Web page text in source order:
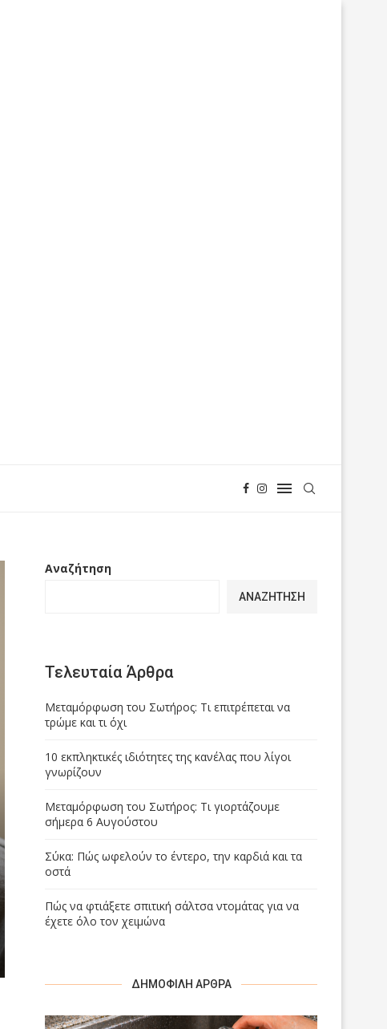
Αναζήτηση
ΑΝΑΖΉΤΗΣΗ
Τελευταία Άρθρα
Μεταμόρφωση του Σωτήρος: Τι επιτρέπεται να
τρώμε και τι όχι
10 εκπληκτικές ιδιότητες της κανέλας που λίγοι
γνωρίζουν
Μεταμόρφωση του Σωτήρος: Τι γιορτάζουμε
σήμερα 6 Αυγούστου
Σύκα: Πώς ωφελούν το έντερο, την καρδιά και τα
οστά
Πώς να φτιάξετε σπιτική σάλτσα ντομάτας για να
έχετε όλο τον χειμώνα
ΔΗΜΟΦΙΛΉ ΆΡΘΡΑ